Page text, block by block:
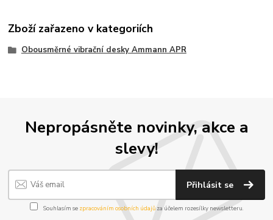
Zboží zařazeno v kategoriích
Obousměrné vibrační desky Ammann APR
Nepropásněte novinky, akce a
slevy!
Přihlásit se
Souhlasím se zpracováním osobních údajůza účelem rozesílky newsletteru.